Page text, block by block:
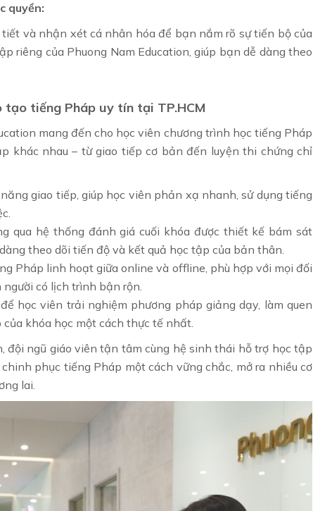
quyền:
và nhận xét cá nhân hóa để bạn nắm rõ sự tiến bộ của
riêng của Phuong Nam Education, giúp bạn dễ dàng theo
tiếng Pháp uy tín tại TP.HCM
mang đến cho học viên chương trình học tiếng Pháp
khác nhau – từ giao tiếp cơ bản đến luyện thi chứng chỉ
giao tiếp, giúp học viên phản xạ nhanh, sử dụng tiếng
qua hệ thống đánh giá cuối khóa được thiết kế bám sát
theo dõi tiến độ và kết quả học tập của bản thân.
Pháp linh hoạt giữa online và offline, phù hợp với mọi đối
có lịch trình bận rộn.
học viên trải nghiệm phương pháp giảng dạy, làm quen
khóa học một cách thực tế nhất.
ngũ giáo viên tận tâm cùng hệ sinh thái hỗ trợ học tập
phục tiếng Pháp một cách vững chắc, mở ra nhiều cơ
lai.